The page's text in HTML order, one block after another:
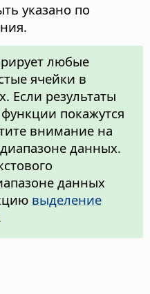
указано по
любые
ячейки в
Если результаты
покажутся
внимание на
данных.
данных
выделение